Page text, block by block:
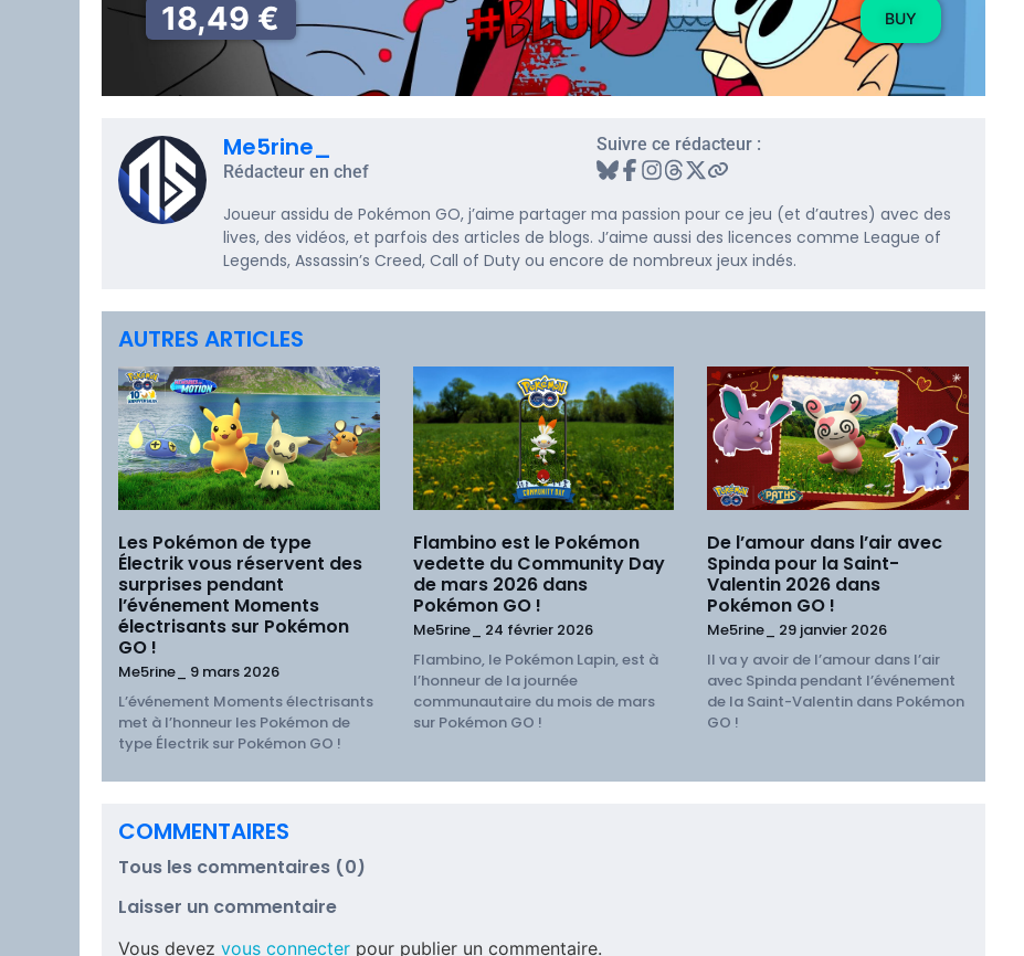
18,49 € BUY
Me5rine_
Rédacteur en chef
Suivre ce rédacteur :
Joueur assidu de Pokémon GO, j’aime partager ma passion pour ce jeu (et d’autres) avec des
lives, des vidéos, et parfois des articles de blogs. J’aime aussi des licences comme League of
Legends, Assassin’s Creed, Call of Duty ou encore de nombreux jeux indés.
AUTRES ARTICLES
Les Pokémon de type
Électrik vous réservent des
surprises pendant
l’événement Moments
électrisants sur Pokémon
GO !
Me5rine_ 9 mars 2026
L’événement Moments électrisants
met à l’honneur les Pokémon de
type Électrik sur Pokémon GO !
Flambino est le Pokémon
vedette du Community Day
de mars 2026 dans
Pokémon GO !
Me5rine_ 24 février 2026
Flambino, le Pokémon Lapin, est à
l’honneur de la journée
communautaire du mois de mars
sur Pokémon GO !
De l’amour dans l’air avec
Spinda pour la Saint-
Valentin 2026 dans
Pokémon GO !
Me5rine_ 29 janvier 2026
Il va y avoir de l’amour dans l’air
avec Spinda pendant l’événement
de la Saint-Valentin dans Pokémon
GO !
COMMENTAIRES
Tous les commentaires (0)
Laisser un commentaire
Vous devez vous connecter pour publier un commentaire.